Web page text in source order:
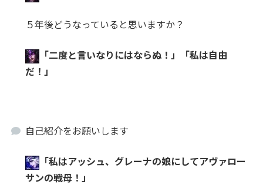
５年後どうなっていると思いますか？
「二度と言いなりにはならぬ！」「私は自由
だ！」
自己紹介をお願いします
「私はアッシュ、グレーナの娘にしてアヴァロー
サンの戦母！」